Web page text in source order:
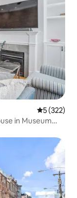
Średnia
5 (322)
in Museum